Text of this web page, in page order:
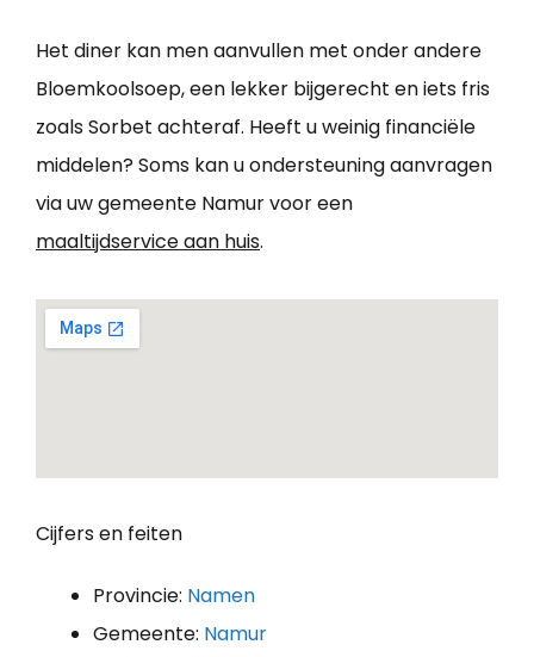
Het diner kan men aanvullen met onder andere
Bloemkoolsoep, een lekker bijgerecht en iets fris
zoals Sorbet achteraf. Heeft u weinig financiële
middelen? Soms kan u ondersteuning aanvragen
via uw gemeente Namur voor een
maaltijdservice aan huis.
Cijfers en feiten
Provincie: Namen
Gemeente: Namur